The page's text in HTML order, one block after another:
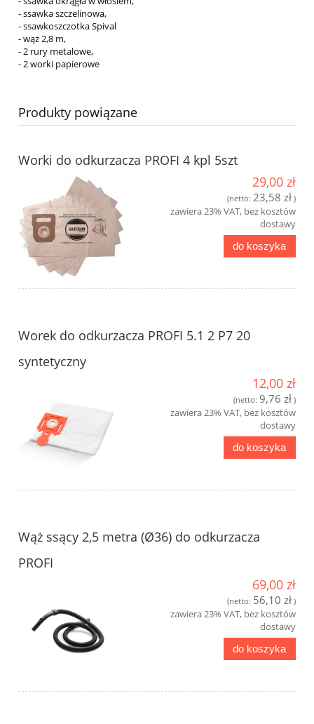
- ssawka szczelinowa,
- ssawkoszczotka Spival
- wąż 2,8 m,
- 2 rury metalowe,
- 2 worki papierowe
Produkty powiązane
Worki do odkurzacza PROFI 4 kpl 5szt
29,00 zł
(netto: 23,58 zł )
zawiera 23% VAT, bez kosztów
dostawy
do koszyka
Worek do odkurzacza PROFI 5.1 2 P7 20
syntetyczny
12,00 zł
(netto: 9,76 zł )
zawiera 23% VAT, bez kosztów
dostawy
do koszyka
Wąż ssący 2,5 metra (Ø36) do odkurzacza
PROFI
69,00 zł
(netto: 56,10 zł )
zawiera 23% VAT, bez kosztów
dostawy
do koszyka